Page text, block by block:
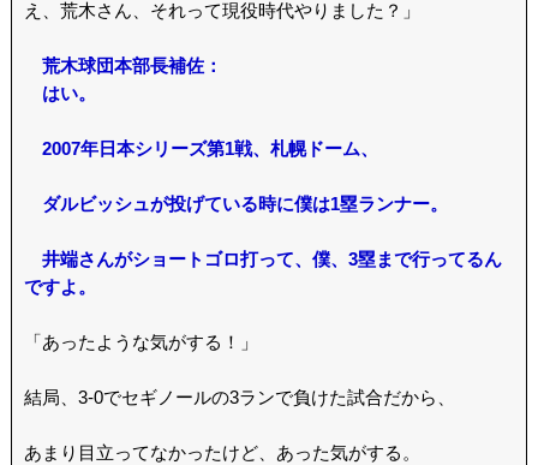
え、荒木さん、それって現役時代やりました？」
荒木球団本部長補佐：
はい。
2007年日本シリーズ第1戦、札幌ドーム、
ダルビッシュが投げている時に僕は1塁ランナー。
井端さんがショートゴロ打って、僕、3塁まで行ってるん
ですよ。
「あったような気がする！」
結局、3-0でセギノールの3ランで負けた試合だから、
あまり目立ってなかったけど、あった気がする。